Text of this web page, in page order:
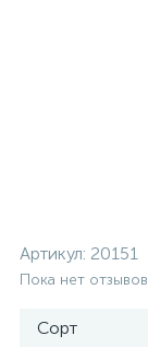
Артикул: 20151
Пока нет отзывов
Сорт